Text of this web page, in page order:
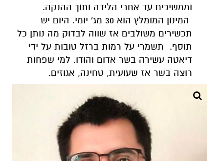
וממשיכים עד אחרי הלידה ותוך ההנקה.
המינון המומלץ הוא 30 מג' יומי. היום יש
תכשירים משולבים אז שווה לבדוק מה נותן כל
תוסף. תשמרי על רמות ברזל טובות על ידי
דיאטה עשירה בשר אדום והודו. למי שפחות
רוצה בשר אז שעועית, טחינה, אגוזים.